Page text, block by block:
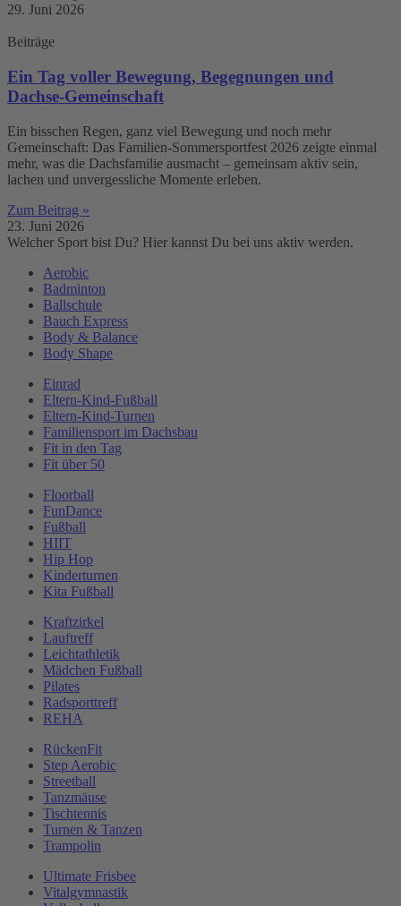
29. Juni 2026
Beiträge
Ein Tag voller Bewegung, Begegnungen und
Dachse-Gemeinschaft
Ein bisschen Regen, ganz viel Bewegung und noch mehr
Gemeinschaft: Das Familien-Sommersportfest 2026 zeigte einmal
mehr, was die Dachsfamilie ausmacht – gemeinsam aktiv sein,
lachen und unvergessliche Momente erleben.
Zum Beitrag »
23. Juni 2026
Welcher Sport bist Du? Hier kannst Du bei uns aktiv werden.
Aerobic
Badminton
Ballschule
Bauch Express
Body & Balance
Body Shape
Einrad
Eltern-Kind-Fußball
Eltern-Kind-Turnen
Familiensport im Dachsbau
Fit in den Tag
Fit über 50
Floorball
FunDance
Fußball
HIIT
Hip Hop
Kinderturnen
Kita Fußball
Kraftzirkel
Lauftreff
Leichtathletik
Mädchen Fußball
Pilates
Radsporttreff
REHA
RückenFit
Step Aerobic
Streetball
Tanzmäuse
Tischtennis
Turnen & Tanzen
Trampolin
Ultimate Frisbee
Vitalgymnastik